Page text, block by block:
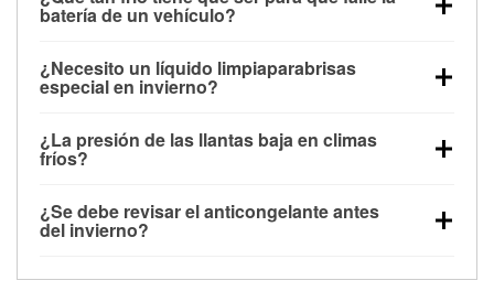
batería de un vehículo?
debajo de los 32 °F y puede perder hasta la mitad de
su potencia de arranque cerca de los 0 °F, lo que
arranque.
¿Necesito un líquido limpiaparabrisas
especial en invierno?
la congelación y ayuda a disolver la sal y la nieve
derretida en la carretera para mejorar la visibilidad.
¿La presión de las llantas baja en climas
fríos?
alrededor de 1 PSI por cada 10 °F que baja la
temperatura. Puedes obtener más información sobre
¿Se debe revisar el anticongelante antes
del invierno?